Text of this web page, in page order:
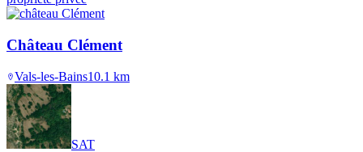
Château Clément
Vals-les-Bains10.1 km
SAT